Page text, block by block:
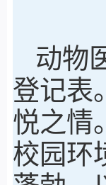
动物
登记表
悦之情
校园环